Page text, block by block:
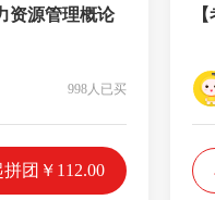
资源管理概论
998人已买
拼团￥112.00